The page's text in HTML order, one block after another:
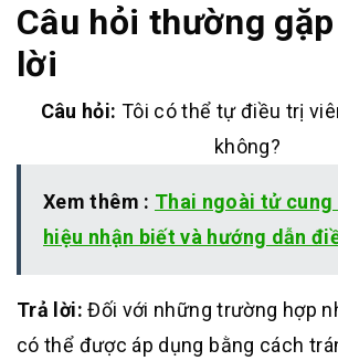
Câu hỏi thường
lời
Câu hỏi: Tôi có thể tự điều trị
không?
Xem thêm : Thai ngoài tử cung
hiệu nhận biết và hướng dẫn
Trả lời: Đối với những trường hợp
có thể được áp dụng bằng cách